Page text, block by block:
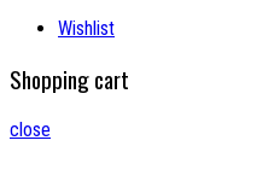
Wishlist
Shopping cart
close